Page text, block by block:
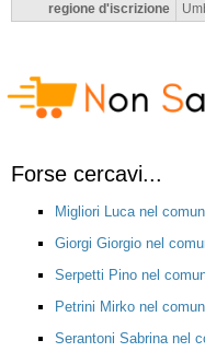
regione d'iscrizione
Forse cercavi...
Migliori Luca nel
Giorgi Giorgio nel
Serpetti Pino nel
Petrini Mirko nel
Serantoni Sabrina nel